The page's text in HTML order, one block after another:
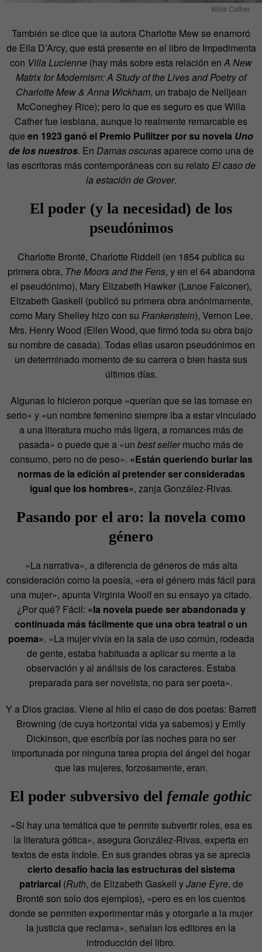
Willa Cather
También se dice que la autora Charlotte Mew se enamoró
de Ella D’Arcy, que está presente en el libro de Impedimenta
con Villa Lucienne (hay más sobre esta relación enA New
Matrix for Modernism: A Study of the Lives and Poetry of
Charlotte Mew & Anna Wickham, un trabajo de Nelljean
McConeghey Rice); pero lo que es seguro es que Willa
Cather fue lesbiana, aunque lo realmente remarcable es
que en 1923 ganó el Premio Pullitzer por su novela Uno
de los nuestros. En Damas oscurasaparece como una de
las escritoras más contemporáneas con su relato El caso de
la estación de Grover.
El poder (y la necesidad) de los
pseudónimos
Charlotte Brontë, Charlotte Riddell (en 1854 publica su
primera obra, The Moors and the Fens, y en el 64 abandona
el pseudónimo), Mary Elizabeth Hawker (Lanoe Falconer),
Elizabeth Gaskell (publicó su primera obra anónimamente,
como Mary Shelley hizo con su Frankenstein), Vernon Lee,
Mrs. Henry Wood (Ellen Wood, que firmó toda su obra bajo
su nombre de casada). Todas ellas usaron pseudónimos en
un determinado momento de su carrera o bien hasta sus
últimos días.
Algunas lo hicieron porque «querían que se las tomase en
serio» y «un nombre femenino siempre iba a estar vinculado
a una literatura mucho más ligera, a romances más de
pasada» o puede que a «un best sellermucho más de
consumo, pero no de peso». «Están queriendo burlar las
normas de la edición al pretender ser consideradas
igual que los hombres», zanja González-Rivas.
Pasando por el aro: la novela como
género
«La narrativa», a diferencia de géneros de más alta
consideración como la poesía, «era el género más fácil para
una mujer», apunta Virginia Woolf en su ensayo ya citado.
¿Por qué? Fácil: «la novela puede ser abandonada y
continuada más fácilmente que una obra teatral o un
poema». «La mujer vivía en la sala de uso común, rodeada
de gente, estaba habituada a aplicar su mente a la
observación y al análisis de los caracteres. Estaba
preparada para ser novelista, no para ser poeta».
Y a Dios gracias. Viene al hilo el caso de dos poetas: Barrett
Browning (de cuya horizontal vida ya sabemos) y Emily
Dickinson, que escribía por las noches para no ser
importunada por ninguna tarea propia del ángel del hogar
que las mujeres, forzosamente, eran.
El poder subversivo del female gothic
«Si hay una temática que te permite subvertir roles, esa es
la literatura gótica», asegura González-Rivas, experta en
textos de esta índole. En sus grandes obras ya se aprecia
cierto desafío hacia las estructuras del sistema
patriarcal(Ruth, de Elizabeth Gaskell yJane Eyre, de
Brontë son solo dos ejemplos), «pero es en los cuentos
donde se permiten experimentar más y otorgarle a la mujer
la justicia que reclama», señalan los editores en la
introducción del libro.